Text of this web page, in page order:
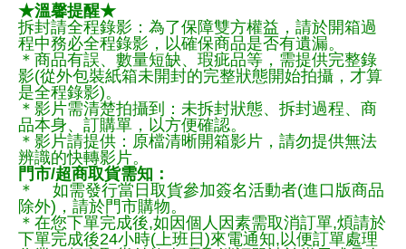
★溫馨提醒★
拆封請全程錄影：為了保障雙方權益，請於開箱過
程中務必全程錄影，以確保商品是否有遺漏。
＊商品有誤、數量短缺、瑕疵品等，需提供完整錄
影(從外包裝紙箱未開封的完整狀態開始拍攝，才算
是全程錄影)。
＊影片需清楚拍攝到：未拆封狀態、拆封過程、商
品本身、訂購單，以方便確認。
＊影片請提供：原檔清晰開箱影片，請勿提供無法
辨識的快轉影片。
門市/超商取貨需知：
＊ 如需發行當日取貨參加簽名活動者(進口版商品
除外)，請於門市購物。
＊在您下單完成後,如因個人因素需取消訂單,煩請於
下單完成後24小時(上班日)來電通知,以便訂單處理